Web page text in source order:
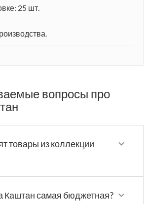
25 шт.
вопросы про
товары из коллекции
Каштан самая бюджетная?